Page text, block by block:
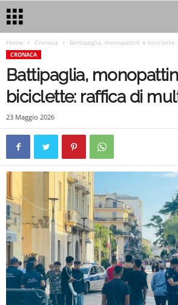
Home Cronaca Battipaglia, monopattini e
CRONACA
Battipaglia,
biciclette: raffica di
23 Maggio 2026